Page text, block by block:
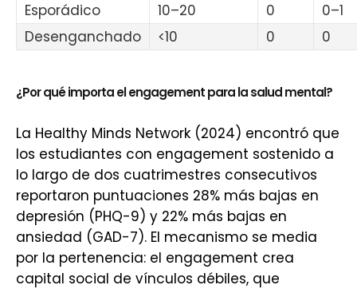
Esporádico 10–20 0
0–1
Desenganchado
<10 0 0
¿Por qué importa el engagement para la salud mental?
La Healthy Minds Network (2024) encontró que
los estudiantes con engagement sostenido a
lo largo de dos cuatrimestres consecutivos
reportaron puntuaciones 28% más bajas en
depresión (PHQ-9) y 22% más bajas en
ansiedad (GAD-7). El mecanismo se media
por la pertenencia: el engagement crea
capital social de vínculos débiles, que